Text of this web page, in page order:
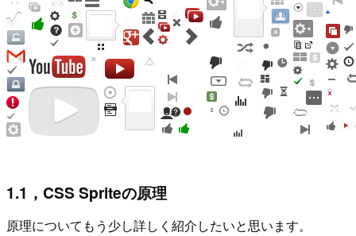
1.1，CSS Spriteの原理
原理についてもう少し詳しく紹介したいと思います。